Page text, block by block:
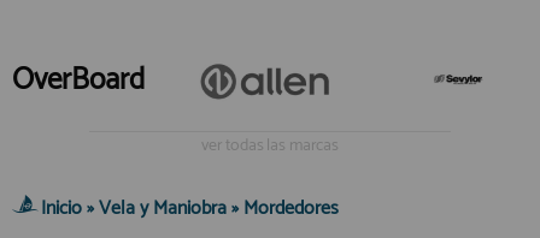
OverBoard
ver todas las marcas
Inicio»Vela y Maniobra»Mordedores